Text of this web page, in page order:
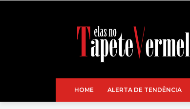
HOME ALERTA DE TENDÊNCIA